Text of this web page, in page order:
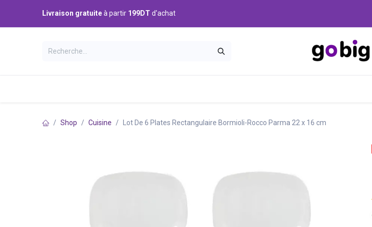
Livraison gratuiteà partir 199DT d'achat
Shop Cuisine Lot De 6 Plates Rectangulaire Bormioli-Rocco Parma 22 x 16 cm